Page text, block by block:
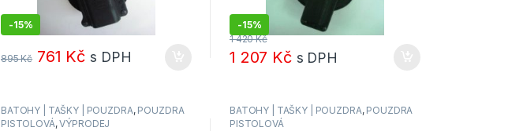
-15%
895Kč 761 Kč s DPH
-15%
1 420Kč
1 207 Kč s DPH
BATOHY | TAŠKY | POUZDRA, POUZDRA
PISTOLOVÁ,VÝPRODEJ
BATOHY | TAŠKY | POUZDRA, POUZDRA
PISTOLOVÁ